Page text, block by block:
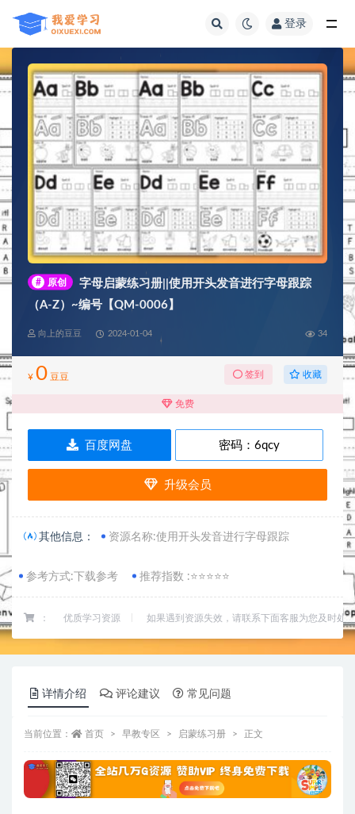
登录
# 原创
字母启蒙练习册||使用开头发音进行字母跟踪
（A-Z）~编号【QM-0006】
向上的豆豆 2024-01-04 34
¥ 0 豆豆 签到 收藏
免费
百度网盘 密码：6qcy
升级会员
其他信息： 资源名称:使用开头发音进行字母跟踪
参考方式:下载参考 推荐指数 :⭐⭐⭐⭐⭐
： 优质学习资源 如果遇到资源失效，请联系下面客服为您及时处理
详情介绍 评论建议 常见问题
当前位置： 首页 早教专区 启蒙练习册 正文